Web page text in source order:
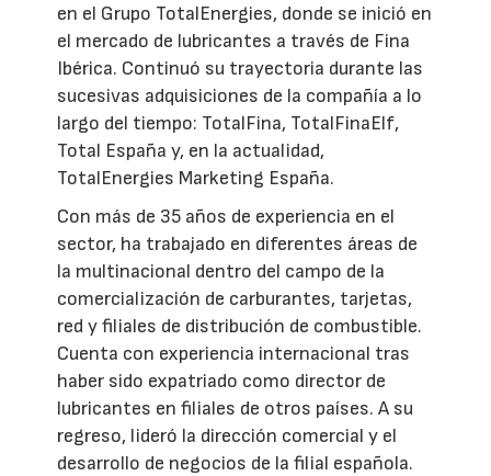
en el Grupo TotalEnergies, donde se inició en
el mercado de lubricantes a través de Fina
Ibérica. Continuó su trayectoria durante las
sucesivas adquisiciones de la compañía a lo
largo del tiempo: TotalFina, TotalFinaElf,
Total España y, en la actualidad,
TotalEnergies Marketing España.
Con más de 35 años de experiencia en el
sector, ha trabajado en diferentes áreas de
la multinacional dentro del campo de la
comercialización de carburantes, tarjetas,
red y filiales de distribución de combustible.
Cuenta con experiencia internacional tras
haber sido expatriado como director de
lubricantes en filiales de otros países. A su
regreso, lideró la dirección comercial y el
desarrollo de negocios de la filial española.